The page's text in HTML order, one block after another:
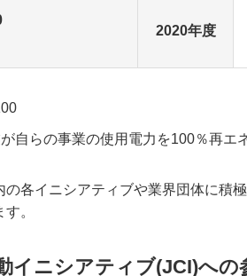
2020年度
自らの事業の使用電力を100％再エ
の各イニシアティブや業界団体に積
。
イニシアティブ(JCI)への